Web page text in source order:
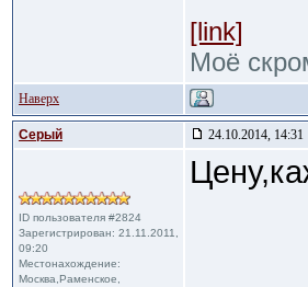
[link]
Моё
Наверх
Cерый 24.10.2014, 14:31
ID пользователя #2824
Зарегистрирован: 21.11.2011,
09:20
Местонахождение:
Москва,Раменское,